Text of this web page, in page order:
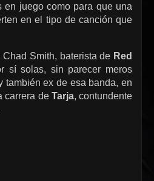
juego como para que una
en el tipo de canción que
Chad Smith, baterista de Red
sí solas, sin parecer meros
también ex de esa banda, en
carrera de Tarja, contundente